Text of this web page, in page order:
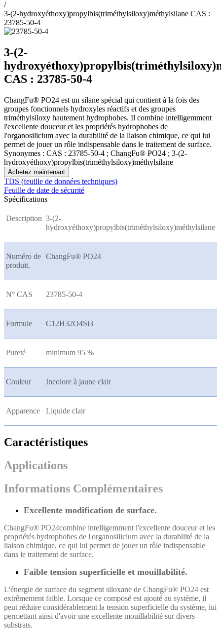
/
3-(2-hydroxyéthoxy)propylbis(triméthylsiloxy)méthylsilane CAS :
23785-50-4
3-(2-
CAS : 23785-50-4
ChangFu® PO24 est un silane spécial qui contient à la fois des
groupes fonctionnels hydroxyles réactifs et des groupes
triméthylsiloxy hautement hydrophobes. Il combine intelligemment
l'excellente douceur et les propriétés hydrophobes de
l'organosilicium avec la durabilité de la liaison chimique, ce qui lui
permet de jouer un rôle indispensable dans le traitement de surface.
Synonymes : CAS : 23785-50-4 ; ChangFu® PO24 ; 3-(2-
hydroxyéthoxy)propylbis(triméthylsiloxy)méthylsilane
Achetez maintenant
TDS (feuille de données techniques)
Feuille de date de sécurité
Spécifications
Description 3-(2-
hydroxyéthoxy)propylbis(triméthylsiloxy)méthylsilane
Numéro de
produit.
ChangFu® PO24
N° CAS 23785-50-4
Formule C12H32O4Si3
Pureté minimum 95 %
Couleur Incolore à jaune clair
Apparence Liquide clair
Caractéristiques
Applications
Informations Complémentaires
Excellente modification de surface.
ChangFu® PO24combine intelligemment l'excellente douceur et les
propriétés hydrophobes de l'organosilicium avec la durabilité de la
liaison chimique, ce qui lui permet de jouer un rôle indispensable
dans le traitement de surface.
Faible tension superficielle et mouillabilité.
L'énergie de surface du segment siloxane de ChangFu® PO24 est
extrêmement faible. Lorsque ce composé est ajouté au système, il
peut réduire considérablement la tension superficielle du système, lui
permettant ainsi d'avoir une excellente mouillabilité sur divers
substrats.